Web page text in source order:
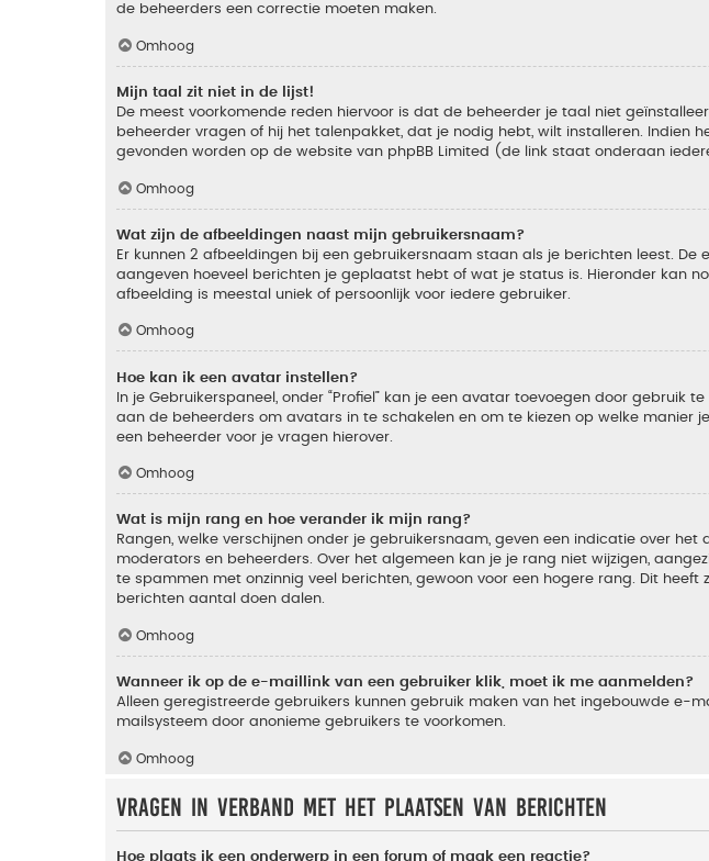
de beheerders een correctie moeten maken.
Omhoog
Mijn taal zit niet in de lijst!
De meest voorkomende reden hiervoor is dat de beheerder je taal niet
beheerder vragen of hij het talenpakket, dat je nodig hebt, wilt installeren.
gevonden worden op de website van phpBB Limited (de link staat onderaan
Omhoog
Wat zijn de afbeeldingen naast mijn gebruikersnaam?
Er kunnen 2 afbeeldingen bij een gebruikersnaam staan als je berichten leest.
aangeven hoeveel berichten je geplaatst hebt of wat je status is. Hieronder kan
afbeelding is meestal uniek of persoonlijk voor iedere gebruiker.
Omhoog
Hoe kan ik een avatar instellen?
In je Gebruikerspaneel, onder “Profiel” kan je een avatar toevoegen door gebruik
aan de beheerders om avatars in te schakelen en om te kiezen op welke
een beheerder voor je vragen hierover.
Omhoog
Wat is mijn rang en hoe verander ik mijn rang?
Rangen, welke verschijnen onder je gebruikersnaam, geven een indicatie over
moderators en beheerders. Over het algemeen kan je je rang niet wijzigen,
te spammen met onzinnig veel berichten, gewoon voor een hogere rang. Dit
berichten aantal doen dalen.
Omhoog
Wanneer ik op de e-maillink van een gebruiker klik, moet ik me aanmelden?
Alleen geregistreerde gebruikers kunnen gebruik maken van het ingebouwde
mailsysteem door anonieme gebruikers te voorkomen.
Omhoog
Vragen in verband met het plaatsen van berichten
Hoe plaats ik een onderwerp in een forum of maak een reactie?